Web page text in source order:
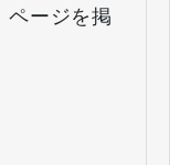
ページを掲